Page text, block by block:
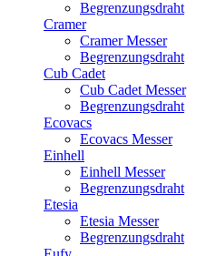
Begrenzungsdraht
Cramer
Cramer Messer
Begrenzungsdraht
Cub Cadet
Cub Cadet Messer
Begrenzungsdraht
Ecovacs
Ecovacs Messer
Einhell
Einhell Messer
Begrenzungsdraht
Etesia
Etesia Messer
Begrenzungsdraht